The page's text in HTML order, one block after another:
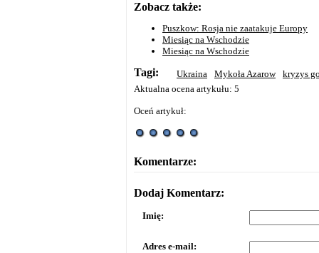
Zobacz także:
Puszkow: Rosja nie zaatakuje Europy
Miesiąc na Wschodzie
Miesiąc na Wschodzie
Tagi: Ukraina Mykoła Azarow kryzys
Aktualna ocena artykułu: 5
Oceń artykuł:
Komentarze:
Dodaj Komentarz:
Imię:
Adres e-mail: